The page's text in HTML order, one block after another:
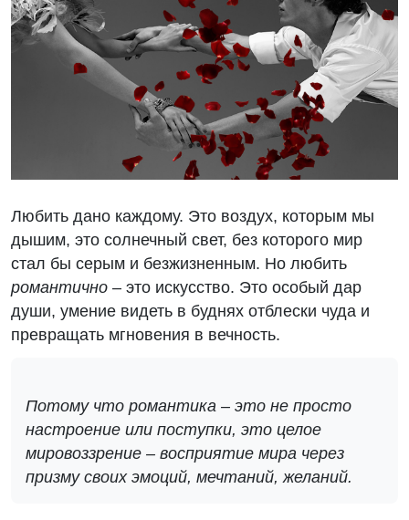
Любить дано каждому. Это воздух, которым мы
дышим, это солнечный свет, без которого мир
стал бы серым и безжизненным. Но любить
романтично – это искусство. Это особый дар
души, умение видеть в буднях отблески чуда и
превращать мгновения в вечность.
Потому что романтика – это не просто
настроение или поступки, это целое
мировоззрение – восприятие мира через
призму своих эмоций, мечтаний, желаний.